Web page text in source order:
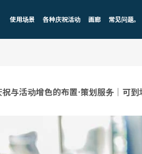
使用场景 各种庆祝活动 画廊 常见问题。
祝与活动增色的布置·策划服务｜可到